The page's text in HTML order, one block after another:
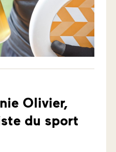
Olivier,
du sport